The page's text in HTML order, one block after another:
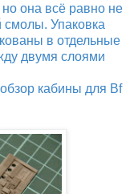
но она всё равно не
смолы. Упаковка
в отдельные
двумя слоями
кабины для Bf